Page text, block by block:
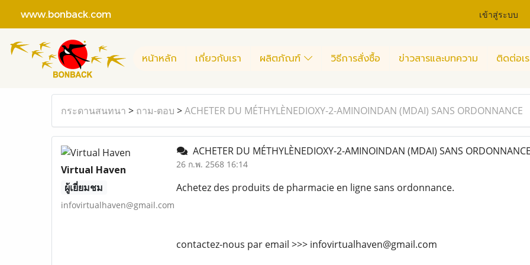
www.bonback.com เข้าสู่ระบบ
หน้าหลัก เกี่ยวกับเรา ผลิตภัณฑ์ วิธีการสั่งซื้อ ข่าวสารและบทความ ติดต่อเ
กระดานสนทนา > ถาม-ตอบ >ACHETER DU MÉTHYLÈNEDIOXY-2-AMINOINDAN (MDAI) SANS ORDONNANCE
Virtual Haven
ผู้เยี่ยมชม
infovirtualhaven@gmail.com
ACHETER DU MÉTHYLÈNEDIOXY-2-AMINOINDAN (MDAI) SANS
26 ก.พ. 2568 16:14
Achetez des produits de pharmacie en ligne sans ordonnance.
contactez-nous par email >>> infovirtualhaven@gmail.com